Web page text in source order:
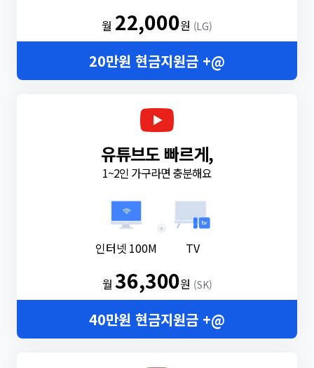
월 22,000원 (LG)
20만원 현금지원금 +@
유튜브도 빠르게,
1~2인 가구라면 충분해요
인터넷 100M
+
TV
월36,300원 (SK)
40만원 현금지원금 +@